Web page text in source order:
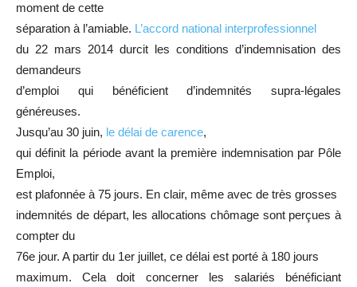
moment de cette
séparation à l’amiable. L’accord national interprofessionnel
du 22 mars 2014 durcit les conditions d’indemnisation des
demandeurs
d’emploi qui bénéficient d’indemnités supra-légales
généreuses.
Jusqu’au 30 juin, le délai de carence,
qui définit la période avant la première indemnisation par Pôle
Emploi,
est plafonnée à 75 jours. En clair, même avec de très grosses
indemnités de départ, les allocations chômage sont perçues à
compter du
76e jour. A partir du 1er juillet, ce délai est porté à 180 jours
maximum. Cela doit concerner les salariés bénéficiant